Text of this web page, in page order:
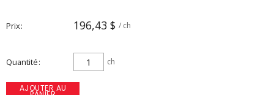
Prix 196,43 $ / ch
Quantité ch
AJOUTER AU